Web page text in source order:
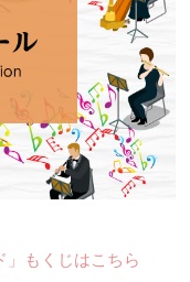
」もくじはこちら